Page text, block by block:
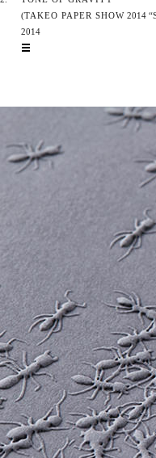
(TAKEO PAPER SHOW 2014 “
2014